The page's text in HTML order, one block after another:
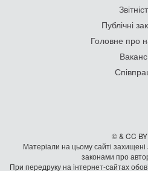
Публічні
Головне про
© & CC
Матеріали на цьому сайті
законами про
При передруку на iнтернет-сайтах